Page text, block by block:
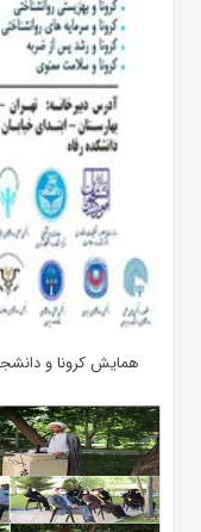
همایش کرونا و